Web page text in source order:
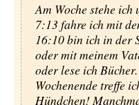
Am Woche stehe
7:13 fahre ich mit
16:10 bin ich in der
oder mit meinem
oder lese ich
Wochenende treffe
Hündchen!